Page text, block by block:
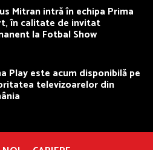
Mitran intră în echipa Prima
în calitate de invitat
la Fotbal Show
Play este acum disponibilă pe
televizoarelor din